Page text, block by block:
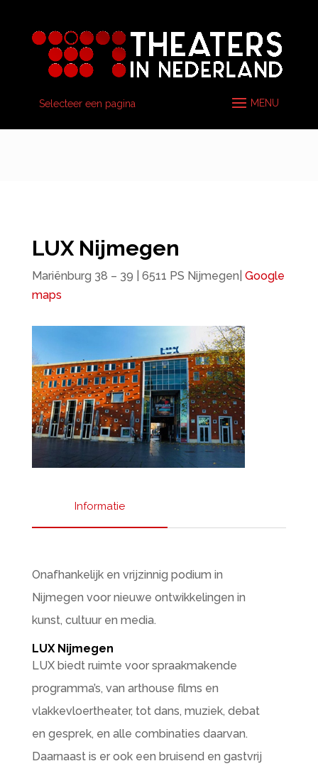
Selecteer een pagina
LUX Nijmegen
Mariënburg 38 – 39 | 6511 PS Nijmegen| Google
maps
Informatie
Onafhankelijk en vrijzinnig podium in
Nijmegen voor nieuwe ontwikkelingen in
kunst, cultuur en media.
LUX Nijmegen
LUX biedt ruimte voor spraakmakende
programma’s, van arthouse films en
vlakkevloertheater, tot dans, muziek, debat
en gesprek, en alle combinaties daarvan.
Daarnaast is er ook een bruisend en gastvrij